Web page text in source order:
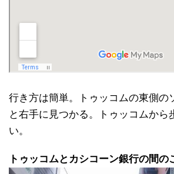
行き方は簡単。トゥッコムの東側の
と右手に見つかる。トゥッコムから
い。
トゥッコムとカシコーン銀行の間の